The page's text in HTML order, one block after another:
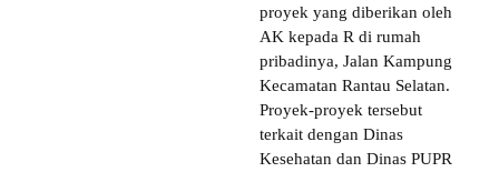
proyek yang diberikan oleh
AK kepada R di rumah
pribadinya, Jalan Kampung
Kecamatan Rantau Selatan.
Proyek-proyek tersebut
terkait dengan Dinas
Kesehatan dan Dinas PUPR